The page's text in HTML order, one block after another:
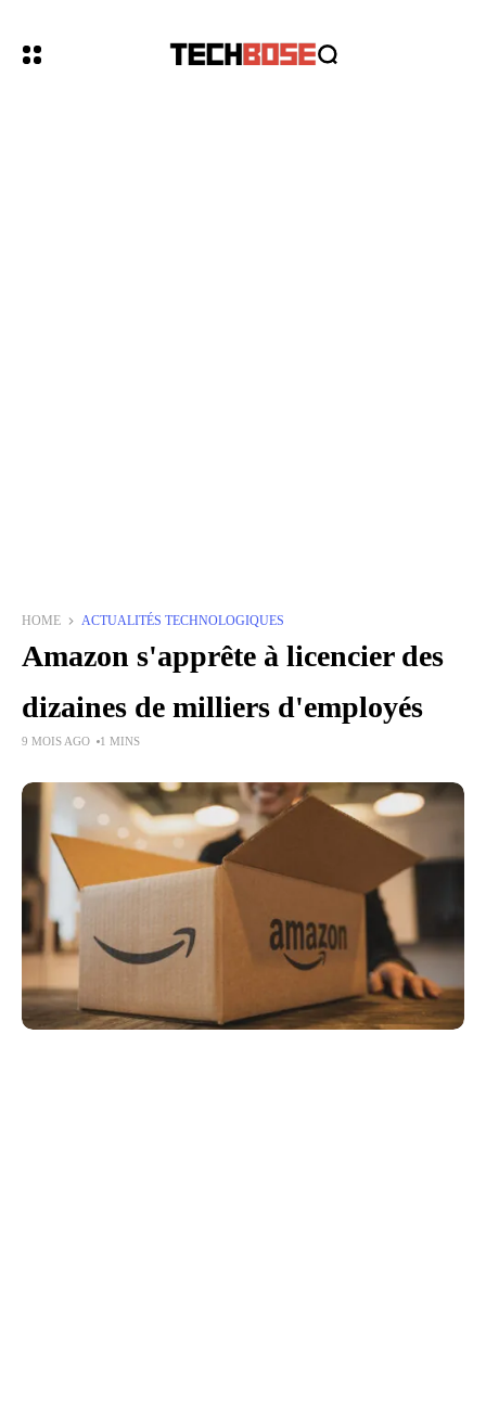
HOME ACTUALITÉS TECHNOLOGIQUES
Amazon s'apprête à licencier des
dizaines de milliers d'employés
9 MOIS AGO 1 MINS